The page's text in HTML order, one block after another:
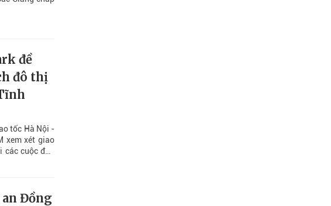
đề
đô thị
tốc Hà Nội -
xem xét giao
cuộc đấu
Đồng